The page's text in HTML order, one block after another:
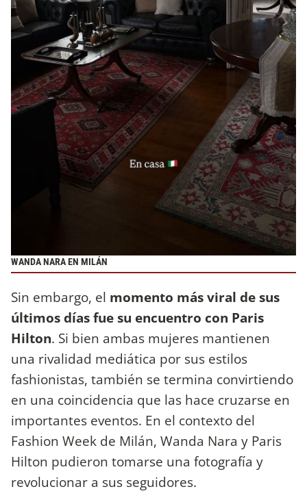
WANDA NARA EN MILÁN
Sin embargo, el momento más viral de sus
últimos días fue su encuentro con Paris
Hilton. Si bien ambas mujeres mantienen
una rivalidad mediática por sus estilos
fashionistas, también se termina convirtiendo
en una coincidencia que las hace cruzarse en
importantes eventos. En el contexto del
Fashion Week de Milán, Wanda Nara y Paris
Hilton pudieron tomarse una fotografía y
revolucionar a sus seguidores.